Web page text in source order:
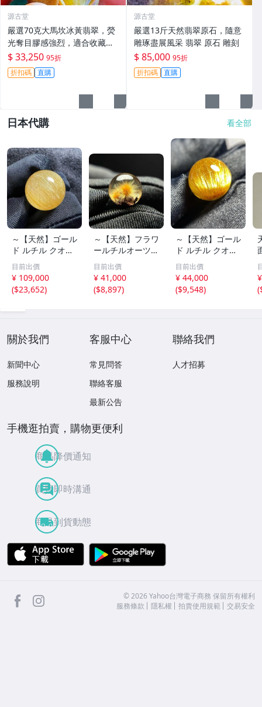
源古堂
嚴選70克大馬坎冰黃翡翠，熒
光奪目膠感強烈，適合收藏與
把玩。 翡翠 碧玉 A貨 翡翠玉
佩
$ 33,250 95折
折扣碼 直購
源古堂
嚴選13斤天然翡翠原石，隨意
雕琢盡展風采 翡翠 原石 雕刻
$ 85,000 95折
折扣碼 直購
日本代購 看全部
～【天然】ゴール
ド ルチル クオー
ツ 丸玉 18.2mm
8.5g
目前出價
¥ 109,000
($23,652)
～【天然】フラワ
ールチルオーツ
丸玉 10.5mm 1.6
g
目前出價
¥ 41,000
($8,897)
～【天然】ゴール
ド ルチル クオー
ツ 丸玉 13.7mm
3.7g
目前出價
¥ 44,000
($9,548)
(
關於我們
新聞中心
服務說明
客服中心
常見問答
聯絡客服
最新公告
聯絡我們
人才招募
手機逛拍賣，購物更便利
商品降價通知
買賣即時溝通
商品到貨動態
APP Store
facebook ©2026 Yahoo台灣電子商務 保留所有權利
服務條款
隱私權 拍賣使用規範 交易安全